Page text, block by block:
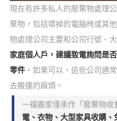
現在有許多私人的廢棄物處理
棄物，包括壞掉的電腦椅或其
物處理公司主要和公司行號、
家庭個人戶，建議致電詢問是
零件。如果可以，這些公司通
去搬運的麻煩。
一福搬家僅承作「廢棄物收
電、衣物、大型家具收購、